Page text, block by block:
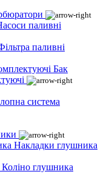
паливні
паливні
Бак
система
Накладки глушника
Коліно глушника